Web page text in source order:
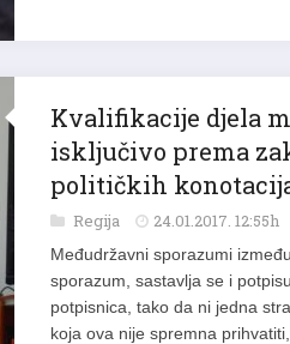
Kvalifikacije djela
isključivo prema
političkih
Regija 24.01.2017. 12:55h
Međudržavni sporazumi
sporazum, sastavlja se i
potpisnica, tako da ni jedna
koja ova nije spremna